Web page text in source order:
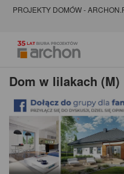
PROJEKTY DOMÓW -
Dom w lilakach (M)